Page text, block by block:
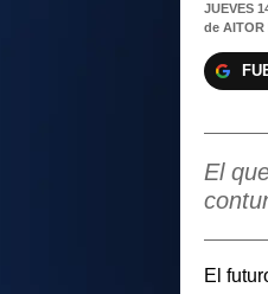
JUEVES
de AITOR
El
El